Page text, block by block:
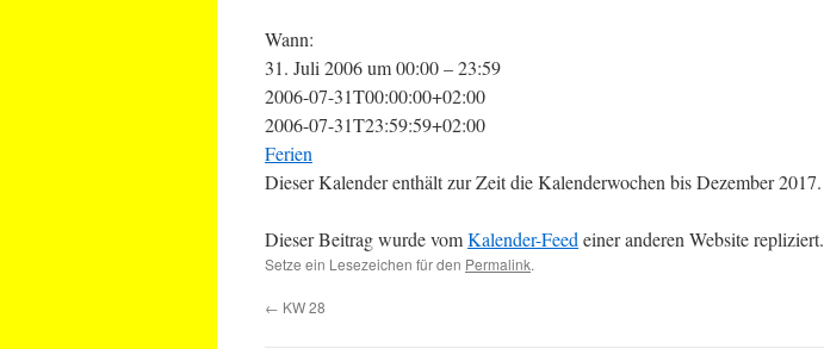
Wann:
31. Juli 2006 um 00:00 – 23:59
2006-07-31T00:00:00+02:00
2006-07-31T23:59:59+02:00
Ferien
Dieser Kalender enthält zur Zeit die Kalenderwochen bis Dezember 2017.
Dieser Beitrag wurde vomKalender-Feed einer anderen Website repliziert.
Setze ein Lesezeichen für den Permalink.
← KW 28